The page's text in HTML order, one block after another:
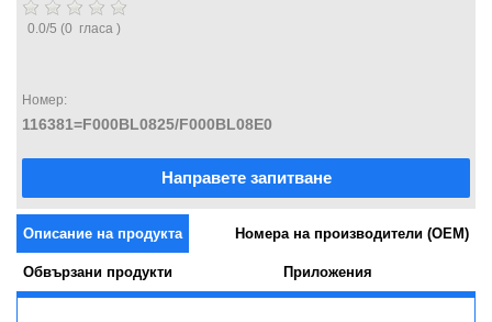
0.0/5 (0 гласа )
Номер:
116381=F000BL0825/F000BL08E0
Направете запитване
Описание на продукта Номера на производители (OEM)
Обвързани продукти Приложения